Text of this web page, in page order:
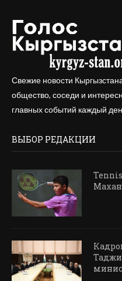
Свежие новости
общество, соседи и
главных событий каждый
ВЫБОР РЕДАКЦИИ